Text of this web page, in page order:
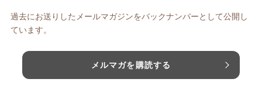
過去にお送りしたメールマガジンをバックナンバーとして公開し
ています。
メルマガを購読する